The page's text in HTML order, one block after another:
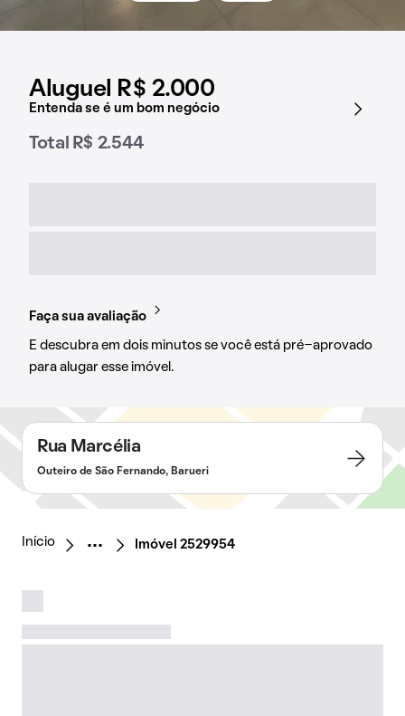
Aluguel R$ 2.000
Entenda se é um bom negócio
Total R$ 2.544
Faça sua avaliação
E descubra em dois minutos se você está pré-aprovado
para alugar esse imóvel.
Rua Marcélia
Outeiro de São Fernando, Barueri
Início Imóvel 2529954